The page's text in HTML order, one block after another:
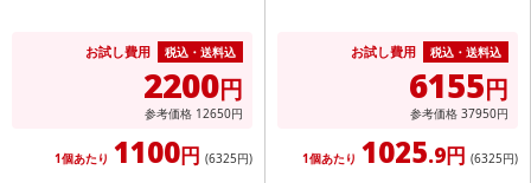
お試し費用 税込・送料込
2200円
参考価格 12650円
1個あたり 1100円 (6325円)
お試し費用 税込・送料込
6155円
参考価格 37950円
1個あたり 1025.9円 (6325円)